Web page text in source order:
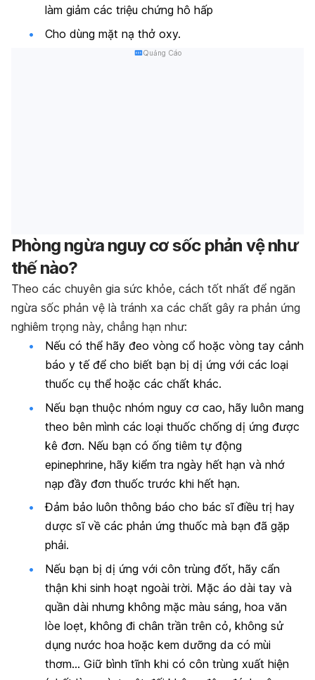
làm giảm các triệu chứng hô hấp
Cho dùng mặt nạ thở oxy.
Quảng Cáo
Phòng ngừa nguy cơ sốc phản vệ như
thế nào?
Theo các chuyên gia sức khỏe, cách tốt nhất để ngăn
ngừa sốc phản vệ là tránh xa các chất gây ra phản ứng
nghiêm trọng này, chẳng hạn như:
Nếu có thể hãy đeo vòng cổ hoặc vòng tay cảnh
báo y tế để cho biết bạn bị dị ứng với các loại
thuốc cụ thể hoặc các chất khác.
Nếu bạn thuộc nhóm nguy cơ cao, hãy luôn mang
theo bên mình các loại thuốc chống dị ứng được
kê đơn. Nếu bạn có ống tiêm tự động
epinephrine, hãy kiểm tra ngày hết hạn và nhớ
nạp đầy đơn thuốc trước khi hết hạn.
Đảm bảo luôn thông báo cho bác sĩ điều trị hay
dược sĩ về các phản ứng thuốc mà bạn đã gặp
phải.
Nếu bạn bị dị ứng với côn trùng đốt, hãy cẩn
thận khi sinh hoạt ngoài trời. Mặc áo dài tay và
quần dài nhưng không mặc màu sáng, hoa văn
lòe loẹt, không đi chân trần trên cỏ, không sử
dụng nước hoa hoặc kem dưỡng da có mùi
thơm… Giữ bình tĩnh khi có côn trùng xuất hiện